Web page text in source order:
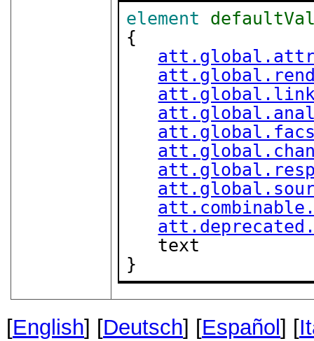
element
{
}
[English] [Deutsch] [Español ] [